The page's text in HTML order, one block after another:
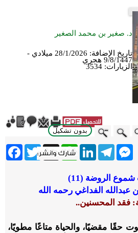
د. صغير بن محمد الصغير
تاريخ الإضافة:
28/1/2026 ميلادي -
9/8/1447 هجري
الزيارات: 3534
بدون تشكيل
Twitter X
WhatsApp
LinkedInTelegram
Messenger
الروضة (11)
عبدالله الفداغي رحمه الله
فقد المحسنين..
حقًا مقضيًا، والحياة متاعًا مطويًا،